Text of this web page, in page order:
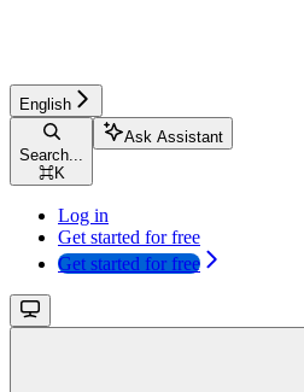
English
Search...
⌘K
Ask Assistant
Log in
Get started for free
Get started for free